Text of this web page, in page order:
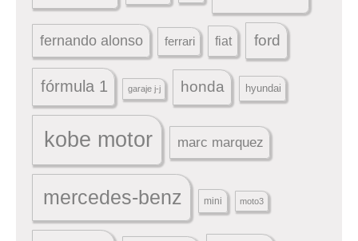
fernando alonso ferrari fiat ford
fórmula 1 garaje j-j honda hyundai
kobe motor marc marquez
mercedes-benz mini moto3